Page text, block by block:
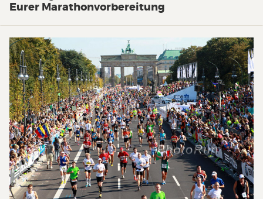
Eurer Marathonvorbereitung